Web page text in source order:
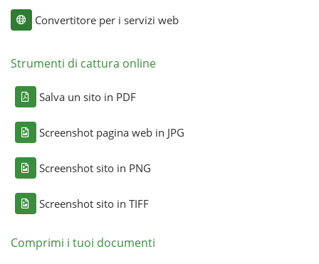
Convertitore per i servizi web
Strumenti di cattura online
Salva un sito in PDF
Screenshot pagina web in JPG
Screenshot sito in PNG
Screenshot sito in TIFF
Comprimi i tuoi documenti